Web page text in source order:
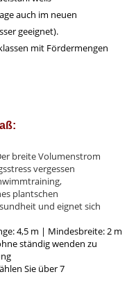
auch im neuen
geeignet).
mit Fördermengen
breite Volumenstrom
vergessen
plantschen
und eignet sich
4,5 m | Mindesbreite: 2 m
ständig wenden zu
Sie über 7